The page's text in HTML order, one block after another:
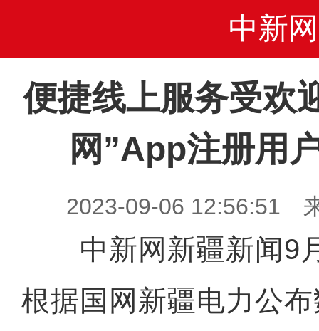
中新网
便捷线上服务受欢
网”App注册用
2023-09-06 12:56:51
中新网新疆新闻9
根据国网新疆电力公